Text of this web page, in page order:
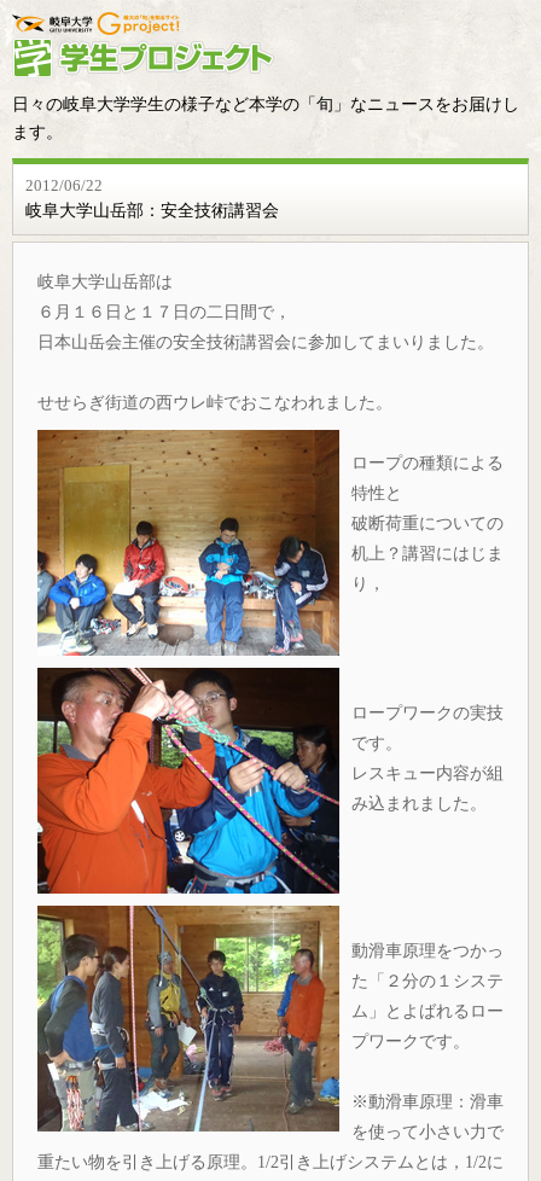
日々の岐阜大学学生の様子など本学の「旬」なニュースをお届けし
ます。
2012/06/22
岐阜大学山岳部：安全技術講習会
岐阜大学山岳部は
６月１６日と１７日の二日間で，
日本山岳会主催の安全技術講習会に参加してまいりました。
せせらぎ街道の西ウレ峠でおこなわれました。
ロープの種類による
特性と
破断荷重についての
机上？講習にはじま
り，
ロープワークの実技
です。
レスキュー内容が組
み込まれました。
動滑車原理をつかっ
た「２分の１システ
ム」とよばれるロー
プワークです。
※動滑車原理：滑車
を使って小さい力で
重たい物を引き上げる原理。1/2引き上げシステムとは，1/2に